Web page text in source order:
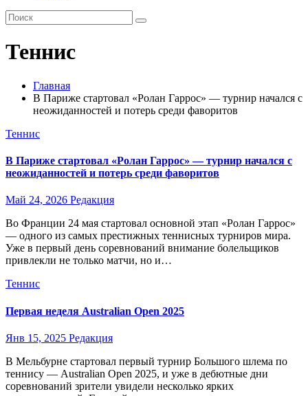
Теннис
Главная
В Париже стартовал «Ролан Гаррос» — турнир начался с
неожиданностей и потерь среди фаворитов
Теннис
В Париже стартовал «Ролан Гаррос» — турнир начался с
неожиданностей и потерь среди фаворитов
Май 24, 2026 Редакция
Во Франции 24 мая стартовал основной этап «Ролан Гаррос»
— одного из самых престижных теннисных турниров мира.
Уже в первый день соревнований внимание болельщиков
привлекли не только матчи, но и…
Теннис
Первая неделя Australian Open 2025
Янв 15, 2025 Редакция
В Мельбурне стартовал первый турнир Большого шлема по
теннису — Australian Open 2025, и уже в дебютные дни
соревнований зрители увидели несколько ярких